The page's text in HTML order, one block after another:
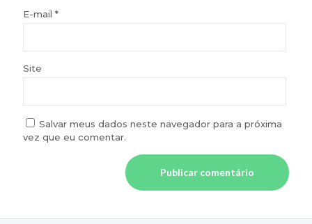
E-mail *
Site
Salvar meus dados neste navegador para a próxima
vez que eu comentar.